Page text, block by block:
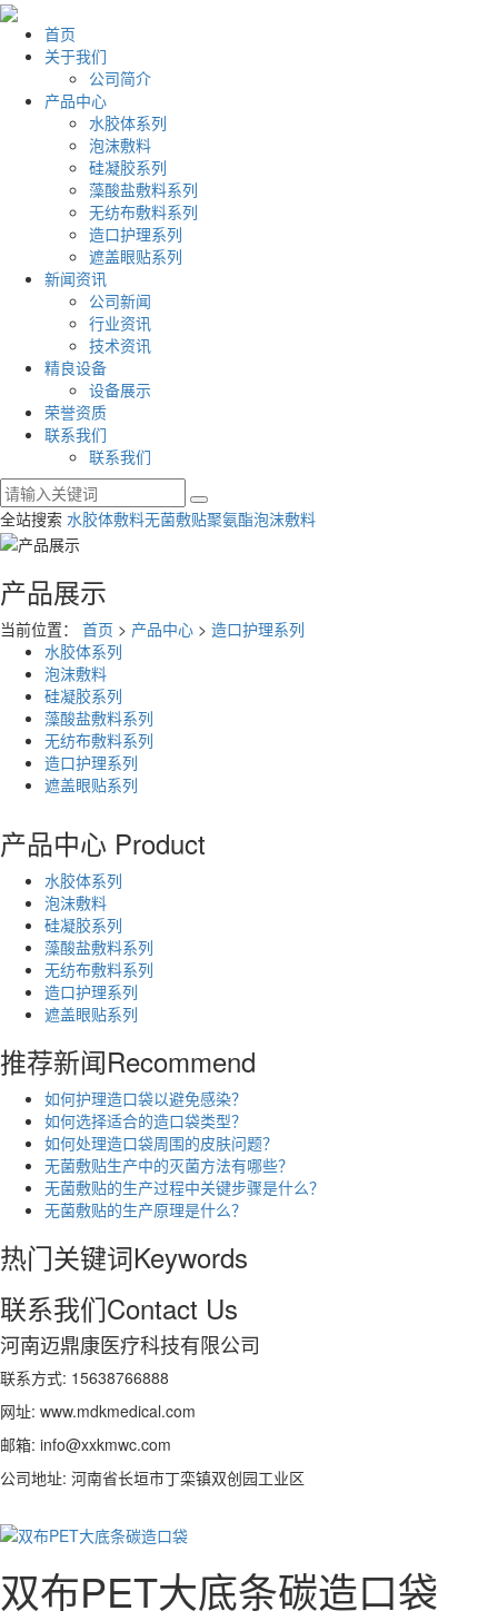
首页
关于我们
公司简介
产品中心
水胶体系列
泡沫敷料
硅凝胶系列
藻酸盐敷料系列
无纺布敷料系列
造口护理系列
遮盖眼贴系列
新闻资讯
公司新闻
行业资讯
技术资讯
精良设备
设备展示
荣誉资质
联系我们
联系我们
全站搜索 水胶体敷料无菌敷贴聚氨酯泡沫敷料
产品展示
当前位置： 首页 > 产品中心 > 造口护理系列
水胶体系列
泡沫敷料
硅凝胶系列
藻酸盐敷料系列
无纺布敷料系列
造口护理系列
遮盖眼贴系列
产品中心 Product
水胶体系列
泡沫敷料
硅凝胶系列
藻酸盐敷料系列
无纺布敷料系列
造口护理系列
遮盖眼贴系列
推荐新闻Recommend
如何护理造口袋以避免感染？
如何选择适合的造口袋类型？
如何处理造口袋周围的皮肤问题？
无菌敷贴生产中的灭菌方法有哪些？
无菌敷贴的生产过程中关键步骤是什么？
无菌敷贴的生产原理是什么？
热门关键词Keywords
联系我们Contact Us
河南迈鼎康医疗科技有限公司
联系方式: 15638766888
网址: www.mdkmedical.com
邮箱: info@xxkmwc.com
公司地址: 河南省长垣市丁栾镇双创园工业区
双布PET大底条碳造口袋